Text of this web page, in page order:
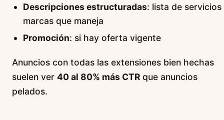
Descripciones estructuradas: lista de servicios
marcas que maneja
Promoción: si hay oferta vigente
Anuncios con todas las extensiones bien hechas
suelen ver 40 al 80% más CTR que anuncios
pelados.